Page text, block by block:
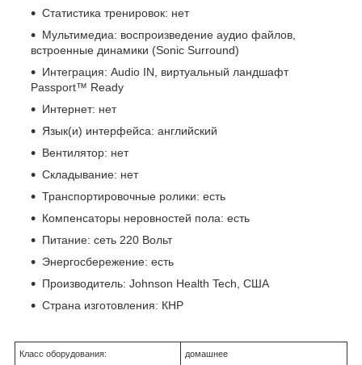
Статистика тренировок: нет
Мультимедиа: воспроизведение аудио файлов,
встроенные динамики (Sonic Surround)
Интеграция: Audio IN, виртуальный ландшафт
Passport™ Ready
Интернет: нет
Язык(и) интерфейса: английский
Вентилятор: нет
Складывание: нет
Транспортировочные ролики: есть
Компенсаторы неровностей пола: есть
Питание: сеть 220 Вольт
Энергосбережение: есть
Производитель: Johnson Health Tech, США
Страна изготовления: КНР
Класс оборудования: домашнее